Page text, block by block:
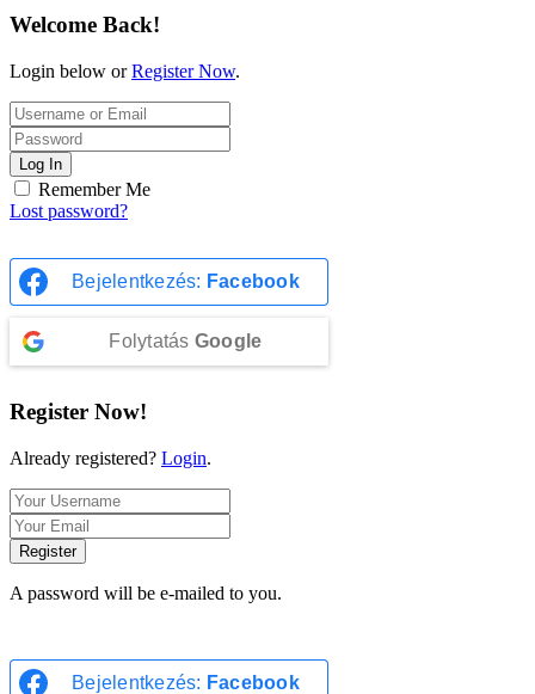
Welcome Back!
Login below orRegister Now.
Log In
Remember Me
Lost password?
Bejelentkezés: Facebook
Folytatás Google
Register Now!
Already registered? Login.
Register
A password will be e-mailed to you.
Bejelentkezés: Facebook